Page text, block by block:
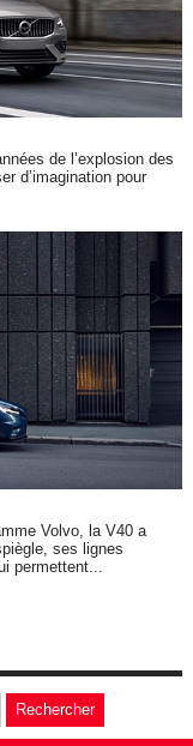
de l’explosion des
d’imagination pour
Volvo, la V40 a
ses lignes
permettent...